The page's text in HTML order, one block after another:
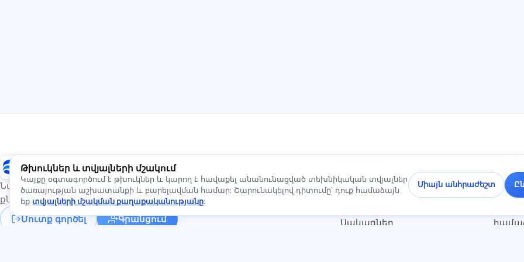
Exalify
Նախապատրաստում միջազգային լեզվի
քննություններին
Մուտք գործել
Գրանցում
Տուն
Թեստեր
Սակագներ
Թխուկներ և տվյալների մշակում
Կայքը օգտագործում է թխուկներ և կարող է հավաքել անանունացված տեխնիկական տվյալներ
ծառայության աշխատանքի և բարելավման համար: Շարունակելով դիտումը՝ դուք համաձայն
եք տվյալների մշակման քաղաքականությանը:
Միայն անհրաժեշտ